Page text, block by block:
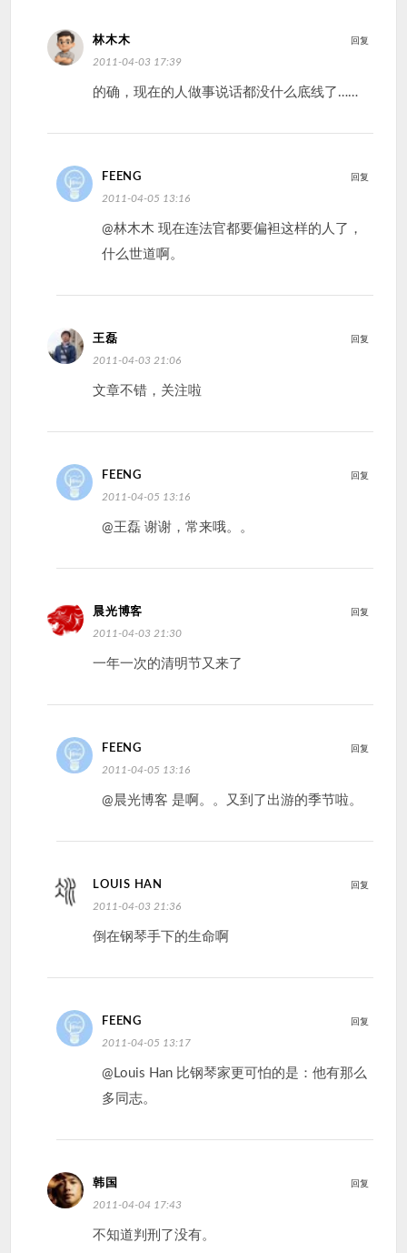
林木木
2011-04-03 17:39
的确，现在的人做事说话都没什么底线了……
回复
FEENG
2011-04-05 13:16
@林木木 现在连法官都要偏袒这样的人了，
什么世道啊。
回复
王磊
2011-04-03 21:06
文章不错，关注啦
回复
FEENG
2011-04-05 13:16
@王磊 谢谢，常来哦。。
回复
晨光博客
2011-04-03 21:30
一年一次的清明节又来了
回复
FEENG
2011-04-05 13:16
@晨光博客 是啊。。又到了出游的季节啦。
回复
LOUIS HAN
2011-04-03 21:36
倒在钢琴手下的生命啊
回复
FEENG
2011-04-05 13:17
@Louis Han 比钢琴家更可怕的是：他有那么
多同志。
回复
韩国
2011-04-04 17:43
不知道判刑了没有。
回复